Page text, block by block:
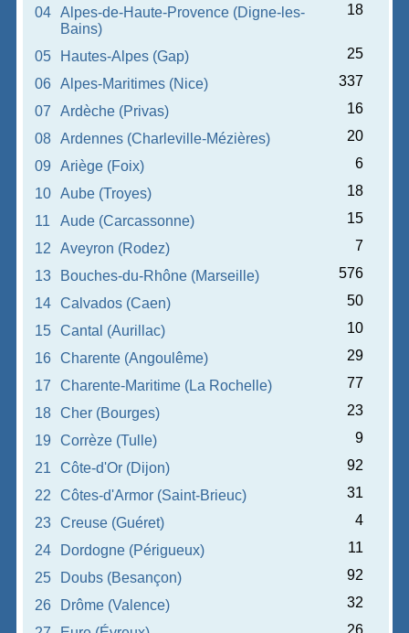
04
Alpes-de-Haute-Provence (Digne-les-
Bains)
18
05 Hautes-Alpes (Gap)
25
06
Alpes-Maritimes (Nice)
337
07
Ardèche (Privas)
16
08
Ardennes (Charleville-Mézières)
20
09
Ariège (Foix)
6
10
Aube (Troyes)
18
11
Aude (Carcassonne)
15
12
Aveyron (Rodez)
7
13
Bouches-du-Rhône (Marseille)
576
14
Calvados (Caen)
50
15
Cantal (Aurillac)
10
16
Charente (Angoulême)
29
17
Charente-Maritime (La Rochelle)
77
18
Cher (Bourges)
23
19
Corrèze (Tulle)
9
21
Côte-d'Or (Dijon)
92
22
Côtes-d'Armor (Saint-Brieuc)
31
23
Creuse (Guéret)
4
24
Dordogne (Périgueux)
11
25
Doubs (Besançon)
92
26
Drôme (Valence)
32
26